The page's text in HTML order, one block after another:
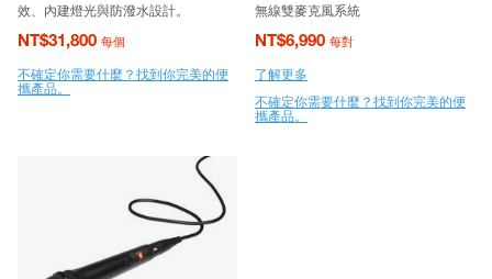
效、內建燈光與防潑水設計。
NT$31,800 每個
不確定你需要什麼？找到你完美的便
攜產品。
無線雙麥克風系統
NT$6,990 每對
了解更多
不確定你需要什麼？找到你完美的便
攜產品。